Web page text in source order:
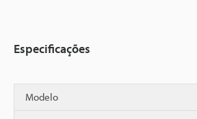
Especificações
Modelo